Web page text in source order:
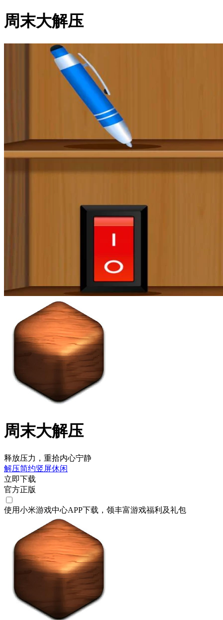
周末大解压
周末大解压
释放压力，重拾内心宁静
解压简约竖屏休闲
立即下载
官方正版
使用小米游戏中心APP下载 ，领丰富游戏福利 及礼包